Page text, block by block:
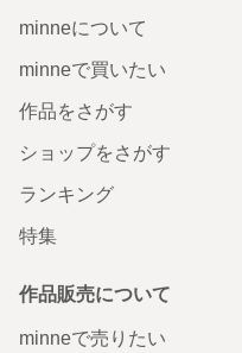
minneについて
minneで買いたい
作品をさがす
ショップをさがす
ランキング
特集
作品販売について
minneで売りたい